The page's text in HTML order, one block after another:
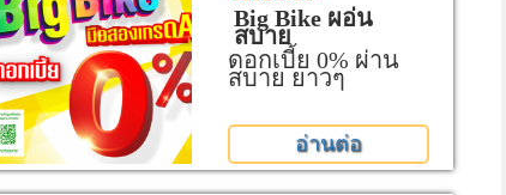
Big Bike ผอ่น
สบาย
ดอกเบี้ย 0% ผ่าน
สบาย ยาวๆ
อ่านต่อ